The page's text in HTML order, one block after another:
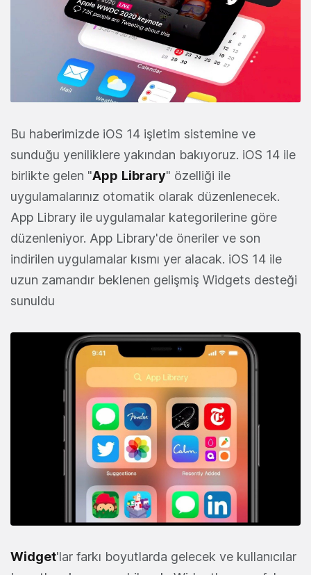
Bu haberimizde iOS 14 işletim sistemine ve
sunduğu yeniliklere yakından bakıyoruz. iOS 14 ile
birlikte gelen "App Library" özelliği ile
uygulamalarınız otomatik olarak düzenlenecek.
App Library ile uygulamalar kategorilerine göre
düzenleniyor. App Library'de öneriler ve son
indirilen uygulamalar kısmı yer alacak. iOS 14 ile
uzun zamandır beklenen gelişmiş Widgets desteği
sunuldu
Widget'lar farkı boyutlarda gelecek ve kullanıcılar